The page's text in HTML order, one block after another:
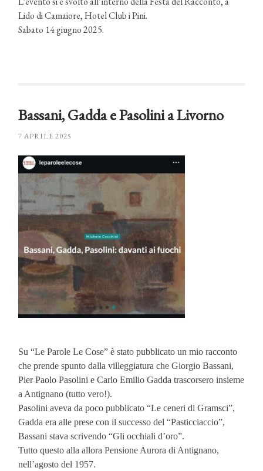
Lido di Camaiore, Hotel Club i Pini.
Sabato 14 giugno 2025.
Bassani, Gadda e Pasolini a Livorno
7 APRILE 2025
Su “Le Parole Le Cose” è stato pubblicato un mio racconto
che prende spunto dalla villeggiatura che Giorgio Bassani,
Pier Paolo Pasolini e Carlo Emilio Gadda trascorsero insieme
a Antignano (tutto vero!).
Pasolini aveva da poco pubblicato “Le ceneri di Gramsci”,
Gadda era alle prese con il successo del “Pasticciaccio”,
Bassani stava scrivendo “Gli occhiali d’oro”.
Tutto questo alla allora Pensione Aurora di Antignano,
nell’agosto del 1957.